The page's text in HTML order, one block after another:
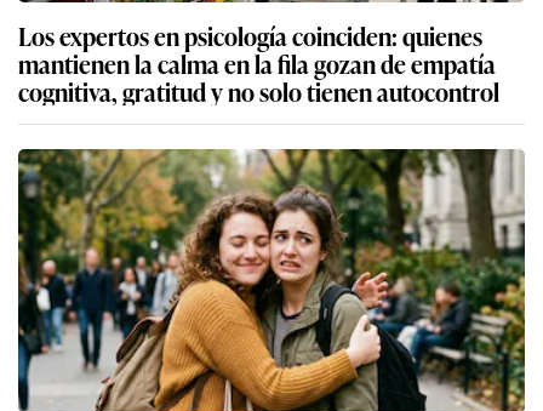
Los expertos en psicología coinciden: quienes
mantienen la calma en la fila gozan de empatía
cognitiva, gratitud y no solo tienen autocontrol